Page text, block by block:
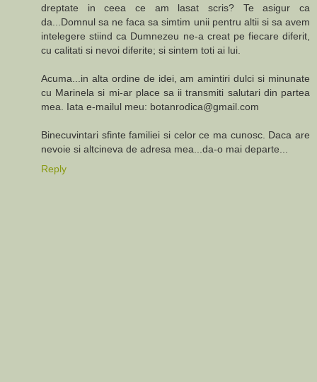
dreptate in ceea ce am lasat scris? Te asigur ca
da...Domnul sa ne faca sa simtim unii pentru altii si sa avem
intelegere stiind ca Dumnezeu ne-a creat pe fiecare diferit,
cu calitati si nevoi diferite; si sintem toti ai lui.
Acuma...in alta ordine de idei, am amintiri dulci si minunate
cu Marinela si mi-ar place sa ii transmiti salutari din partea
mea. Iata e-mailul meu: botanrodica@gmail.com
Binecuvintari sfinte familiei si celor ce ma cunosc. Daca are
nevoie si altcineva de adresa mea...da-o mai departe...
Reply